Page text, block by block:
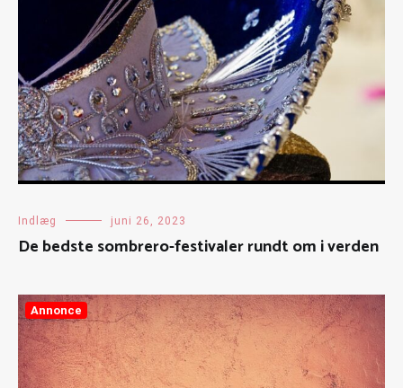
Indlæg juni 26, 2023
De bedste sombrero-festivaler rundt om i verden
Annonce